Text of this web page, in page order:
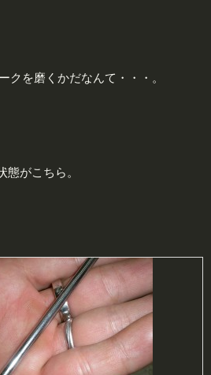
クを磨くかだなんて・・・。
態がこちら。